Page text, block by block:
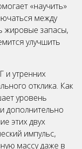
«научить»
между
жировые запасы,
улучшить
и утренних
отклика. Как
уровень
дополнительно
этих двух
импульс,
массу даже в